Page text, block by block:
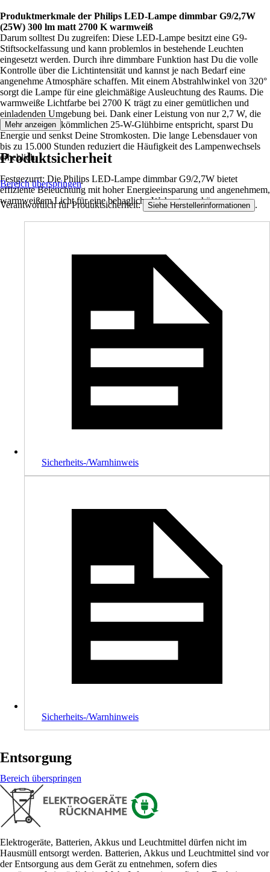
Produktmerkmale der Philips LED-Lampe dimmbar G9/2,7W
(25W) 300 lm matt 2700 K warmweiß
Darum solltest Du zugreifen: Diese LED-Lampe besitzt eine G9-
Stiftsockelfassung und kann problemlos in bestehende Leuchten
eingesetzt werden. Durch ihre dimmbare Funktion hast Du die volle
Kontrolle über die Lichtintensität und kannst je nach Bedarf eine
angenehme Atmosphäre schaffen. Mit einem Abstrahlwinkel von 320°
sorgt die Lampe für eine gleichmäßige Ausleuchtung des Raums. Die
warmweiße Lichtfarbe bei 2700 K trägt zu einer gemütlichen und
einladenden Umgebung bei. Dank einer Leistung von nur 2,7 W, die
jedoch einer herkömmlichen 25-W-Glühbirne entspricht, sparst Du
Energie und senkst Deine Stromkosten. Die lange Lebensdauer von
bis zu 15.000 Stunden reduziert die Häufigkeit des Lampenwechsels
erheblich.
Festgezurrt: Die Philips LED-Lampe dimmbar G9/2,7W bietet
effiziente Beleuchtung mit hoher Energieeinsparung und angenehmem,
warmweißem Licht für eine behagliche Wohnatmosphäre.
Mehr anzeigen
Produktsicherheit
Bereich überspringen
Verantwortlich für Produktsicherheit: Siehe Herstellerinformationen .
Sicherheits-/Warnhinweis
Sicherheits-/Warnhinweis
Entsorgung
Bereich überspringen
Elektrogeräte, Batterien, Akkus und Leuchtmittel dürfen nicht im
Hausmüll entsorgt werden. Batterien, Akkus und Leuchtmittel sind vor
der Entsorgung aus dem Gerät zu entnehmen, sofern dies